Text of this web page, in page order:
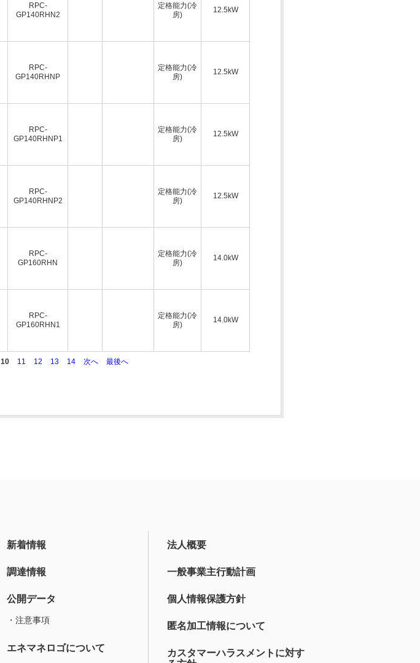
RPC-
GP140RHN2
定格能力(冷
房)
12.5kW
RPC-
GP140RHNP
定格能力(冷
房)
12.5kW
RPC-
GP140RHNP1
定格能力(冷
房)
12.5kW
RPC-
GP140RHNP2
定格能力(冷
房)
12.5kW
RPC-
GP160RHN
定格能力(冷
房)
14.0kW
RPC-
GP160RHN1
定格能力(冷
房)
14.0kW
10 11 12 13 14 次へ 最後へ
新着情報
調達情報
公開データ
・注意事項
エネマネロゴについて
法人概要
一般事業主行動計画
個人情報保護方針
匿名加工情報について
カスタマーハラスメントに対す